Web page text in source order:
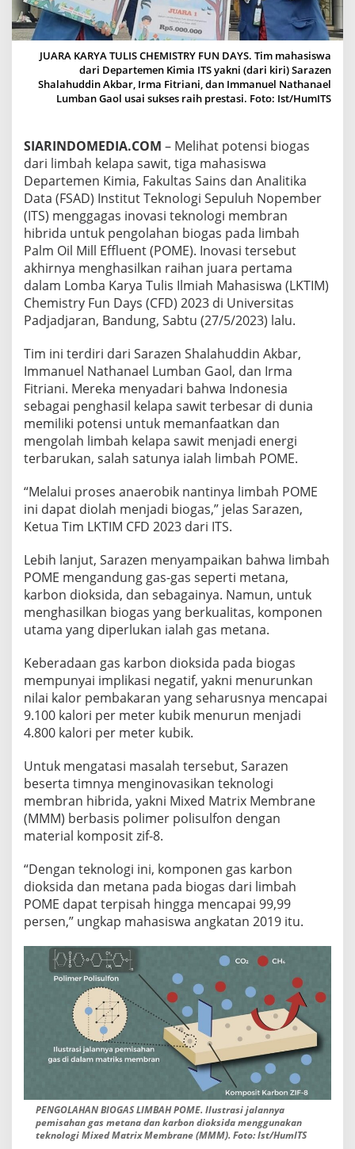
K
N
O
L
O
G
I
M
B
R
A
N
U
N
T
U
K
P
E
N
G
L
H
A
N
B
I
O
G
S
L
I
M
A
H
P
O
M
E
JUARA KARYA TULIS CHEMISTRY FUN DAYS. Tim mahasiswa
dari Departemen Kimia ITS yakni (dari kiri) Sarazen
Shalahuddin Akbar, Irma Fitriani, dan Immanuel Nathanael
Lumban Gaol usai sukses raih prestasi. Foto: Ist/HumITS
SIARINDOMEDIA.COM – Melihat potensi biogas
dari limbah kelapa sawit, tiga mahasiswa
Departemen Kimia, Fakultas Sains dan Analitika
Data (FSAD) Institut Teknologi Sepuluh Nopember
(ITS) menggagas inovasi teknologi membran
hibrida untuk pengolahan biogas pada limbah
Palm Oil Mill Effluent (POME). Inovasi tersebut
akhirnya menghasilkan raihan juara pertama
dalam Lomba Karya Tulis Ilmiah Mahasiswa (LKTIM)
Chemistry Fun Days (CFD) 2023 di Universitas
Padjadjaran, Bandung, Sabtu (27/5/2023) lalu.
Tim ini terdiri dari Sarazen Shalahuddin Akbar,
Immanuel Nathanael Lumban Gaol, dan Irma
Fitriani. Mereka menyadari bahwa Indonesia
sebagai penghasil kelapa sawit terbesar di dunia
memiliki potensi untuk memanfaatkan dan
mengolah limbah kelapa sawit menjadi energi
terbarukan, salah satunya ialah limbah POME.
“Melalui proses anaerobik nantinya limbah POME
ini dapat diolah menjadi biogas,” jelas Sarazen,
Ketua Tim LKTIM CFD 2023 dari ITS.
Lebih lanjut, Sarazen menyampaikan bahwa limbah
POME mengandung gas-gas seperti metana,
karbon dioksida, dan sebagainya. Namun, untuk
menghasilkan biogas yang berkualitas, komponen
utama yang diperlukan ialah gas metana.
Keberadaan gas karbon dioksida pada biogas
mempunyai implikasi negatif, yakni menurunkan
nilai kalor pembakaran yang seharusnya mencapai
9.100 kalori per meter kubik menurun menjadi
4.800 kalori per meter kubik.
Untuk mengatasi masalah tersebut, Sarazen
beserta timnya menginovasikan teknologi
membran hibrida, yakni Mixed Matrix Membrane
(MMM) berbasis polimer polisulfon dengan
material komposit zif-8.
“Dengan teknologi ini, komponen gas karbon
dioksida dan metana pada biogas dari limbah
POME dapat terpisah hingga mencapai 99,99
persen,” ungkap mahasiswa angkatan 2019 itu.
PENGOLAHAN BIOGAS LIMBAH POME. Ilustrasi jalannya
pemisahan gas metana dan karbon dioksida menggunakan
teknologi Mixed Matrix Membrane (MMM). Foto: Ist/HumITS